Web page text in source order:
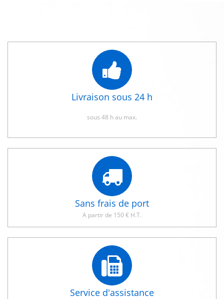
Livraison sous 24 h
sous 48 h au max.
Sans frais de port
A partir de 150 € H.T.
Service d'assistance